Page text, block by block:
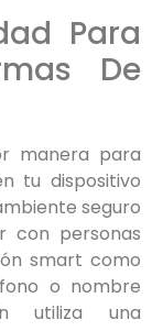
Para
De
manera para
tu dispositivo
seguro
con personas
smart como
o nombre
utiliza una